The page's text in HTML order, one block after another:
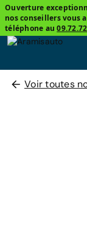
Ouverture
nos conseillers vous
téléphone au
Voir toutes